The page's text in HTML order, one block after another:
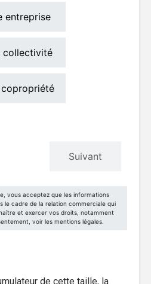
de cette taille, la